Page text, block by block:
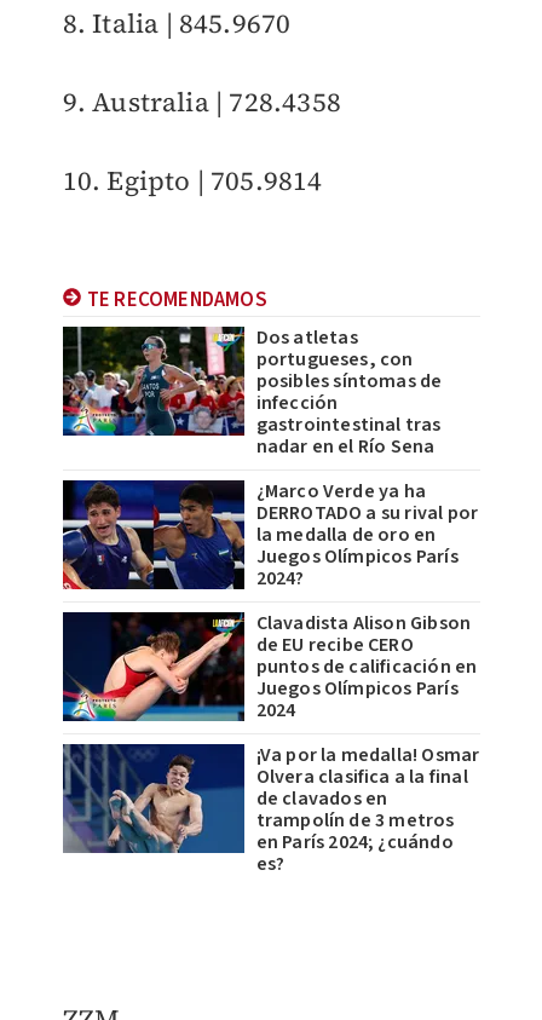
8. Italia | 845.9670
9. Australia | 728.4358
10. Egipto | 705.9814
TE RECOMENDAMOS
Dos atletas
portugueses, con
posibles síntomas de
infección
gastrointestinal tras
nadar en el Río Sena
¿Marco Verde ya ha
DERROTADO a su rival por
la medalla de oro en
Juegos Olímpicos París
2024?
Clavadista Alison Gibson
de EU recibe CERO
puntos de calificación en
Juegos Olímpicos París
2024
¡Va por la medalla! Osmar
Olvera clasifica a la final
de clavados en
trampolín de 3 metros
en París 2024; ¿cuándo
es?